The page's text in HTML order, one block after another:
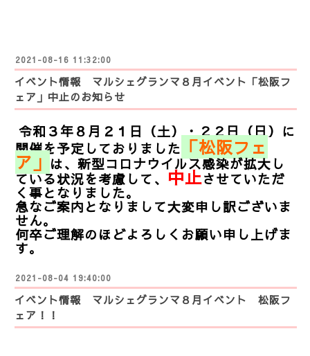
2021-08-16 11:32:00
イベント情報 マルシェグランマ８月イベント「松阪フ
ェア」中止のお知らせ
令和３年８月２１日（土）・２２日（日）に
開催を予定しておりました 「松阪フェ
ア」 は、新型コロナウイルス感染が拡大し
ている状況を考慮して、 中止させていただ
く事となりました。
急なご案内となりまして大変申し訳ございま
せん。
何卒ご理解のほどよろしくお願い申し上げま
す。
2021-08-04 19:40:00
イベント情報 マルシェグランマ８月イベント 松阪フ
ェア！！